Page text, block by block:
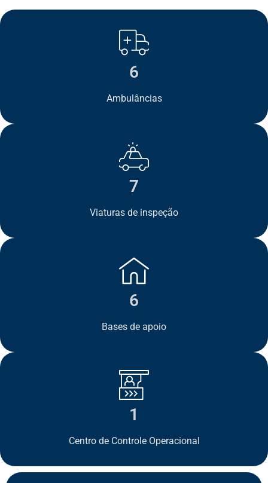
6
Ambulâncias
7
Viaturas de inspeção
6
Bases de apoio
1
Centro de Controle Operacional